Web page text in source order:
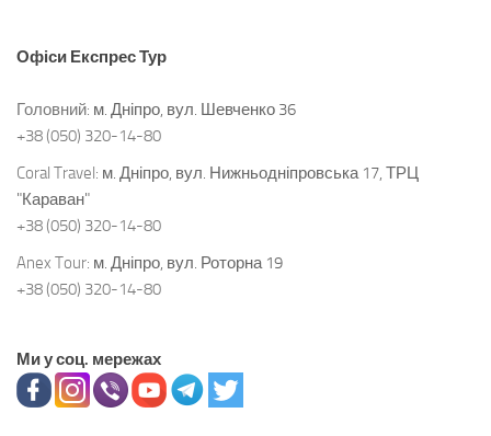
Офіси Експрес Тур
Головний: м. Дніпро, вул. Шевченко 36
+38 (050) 320-14-80
Coral Travel: м. Дніпро, вул. Нижньодніпровська 17, ТРЦ
"Караван"
+38 (050) 320-14-80
Anex Tour: м. Дніпро, вул. Роторна 19
+38 (050) 320-14-80
Ми у соц. мережах